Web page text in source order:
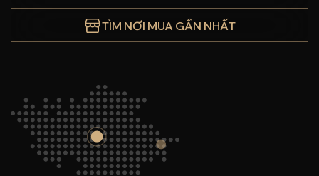
TÌM NƠI MUA GẦN NHẤT